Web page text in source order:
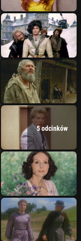
5 odcinków